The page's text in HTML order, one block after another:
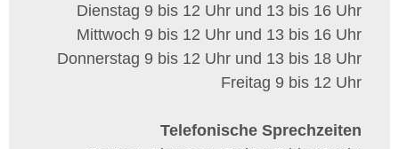
Dienstag 9 bis 12 Uhr und 13 bis 16 Uhr
Mittwoch 9 bis 12 Uhr und 13 bis 16 Uhr
Donnerstag 9 bis 12 Uhr und 13 bis 18 Uhr
Freitag 9 bis 12 Uhr
Telefonische Sprechzeiten